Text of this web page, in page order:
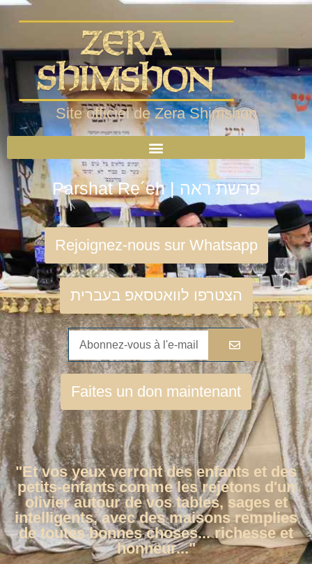
Site officiel de Zera Shimshon
Parshat Re´eh | פרשת ראה
Rejoignez-nous sur Whatsapp
הצטרפו לוואטסאפ בעברית
Faites un don maintenant
"Et vos yeux verront des enfants et des
petits-enfants comme les rejetons d'un
olivier autour de vos tables, sages et
intelligents, avec des maisons remplies
de toutes bonnes choses... richesse et
honneur..."